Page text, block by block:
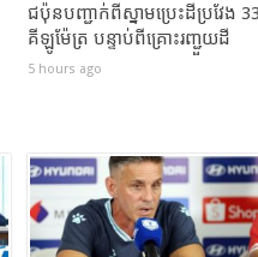
ជប៉ុនបញ្ជាក់ពីស្នាមប្រេះដីប្រវែង
គីឡូម៉ែត្រ បន្ទាប់ពីគ្រោះរញ្ជួយដី
5 hours ago